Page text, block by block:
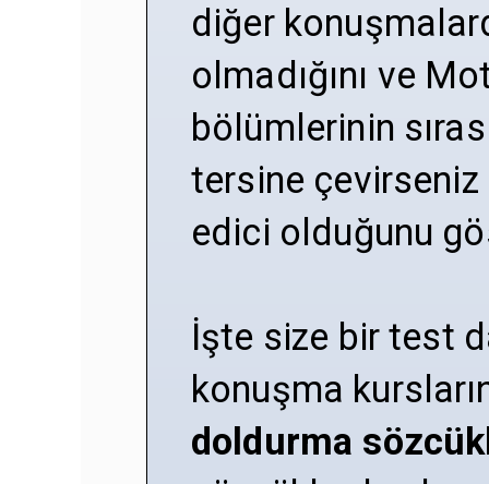
diğer
olmadığını ve
bölümlerinin
tersine çevirseniz
edici olduğunu
İşte size bir test
konuşma
doldurma